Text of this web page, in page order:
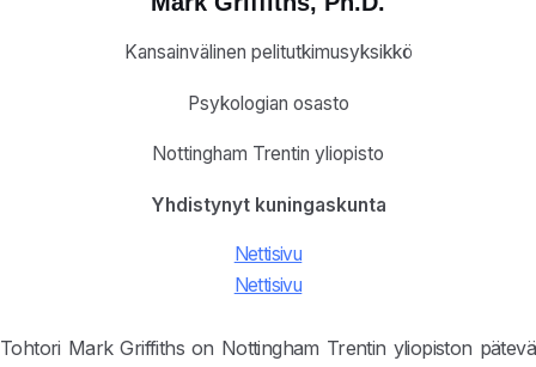
Kansainvälinen pelitutkimusyksikkö
Psykologian osasto
Nottingham Trentin yliopisto
Yhdistynyt kuningaskunta
Nettisivu
Nettisivu
Tohtori Mark Griffiths on Nottingham Trentin yliopiston pätevä